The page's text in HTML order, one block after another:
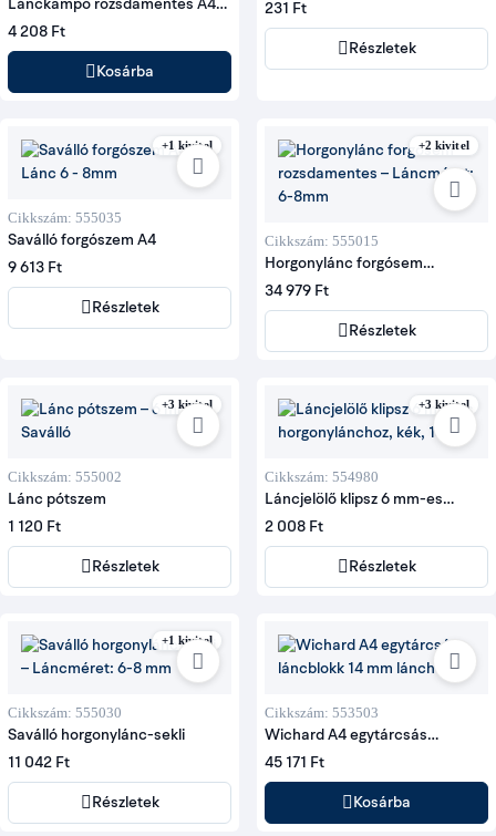
Lánckampó rozsdamentes A4,
8 mm-es lánchoz
4 208 Ft
Kosárba
231 Ft
Részletek
+1 kivitel
Cikkszám: 555035
Saválló forgószem A4
9 613 Ft
Részletek
+2 kivitel
Cikkszám: 555015
Horgonylánc forgósem
rozsdamentes
34 979 Ft
Részletek
+3 kivitel
Cikkszám: 555002
Lánc pótszem
1 120 Ft
Részletek
+3 kivitel
Cikkszám: 554980
Láncjelölő klipsz 6 mm-es
horgonylánchoz, kék, 14 db
2 008 Ft
Részletek
+1 kivitel
Cikkszám: 555030
Saválló horgonylánc-sekli
11 042 Ft
Részletek
Cikkszám: 553503
Wichard A4 egytárcsás
láncblokk 14 mm lánchoz
45 171 Ft
Kosárba